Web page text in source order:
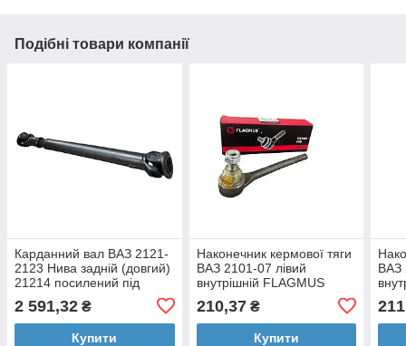
Подібні товари компанії
Карданний вал ВАЗ 2121-
2123 Нива задній (довгий)
21214 посилений під
2 591,32 ₴
Купити
Наконечник кермової тяги
ВАЗ 2101-07 лівий
внутрішній FLAGMUS
210,37₴
Купити
ВАЗ